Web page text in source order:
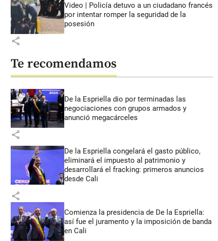
Video | Policía detuvo a un ciudadano francés
por intentar romper la seguridad de la
posesión
share
Te recomendamos
De la Espriella dio por terminadas las
negociaciones con grupos armados y
anunció megacárceles
share
De la Espriella congelará el gasto público,
eliminará el impuesto al patrimonio y
desarrollará el fracking: primeros anuncios
desde Cali
share
Comienza la presidencia de De la Espriella:
así fue el juramento y la imposición de banda
en Cali